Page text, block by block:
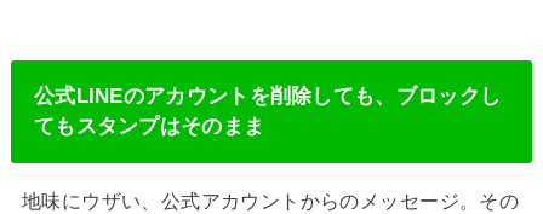
公式LINEのアカウントを削除しても、ブロックし
てもスタンプはそのまま
地味にウザい、公式アカウントからのメッセージ。その